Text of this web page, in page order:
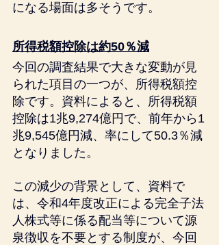
になる場面は多そうです。
所得税額控除は約50％減
今回の調査結果で大きな変動が見
られた項目の一つが、所得税額控
除です。資料によると、所得税額
控除は1兆9,274億円で、前年から1
兆9,545億円減、率にして50.3％減
となりました。
この減少の背景として、資料で
は、令和4年度改正による完全子法
人株式等に係る配当等について源
泉徴収を不要とする制度が、今回